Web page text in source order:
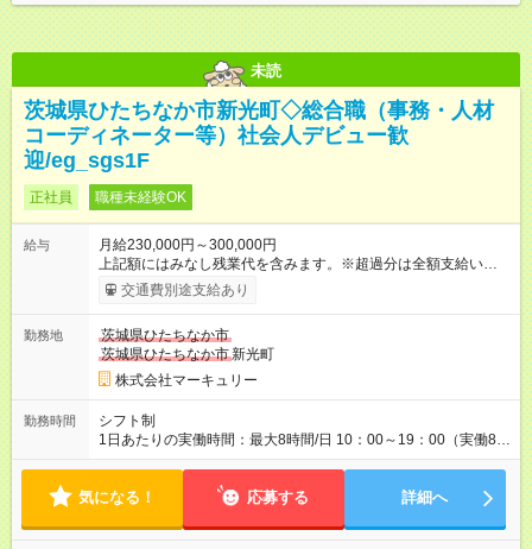
未読
茨城県ひたちなか市新光町◇総合職（事務・人材
コーディネーター等）社会人デビュー歓
迎/eg_sgs1F
正社員 職種未経験OK
給与
月給230,000円～300,000円
上記額にはみなし残業代を含みます。※超過分は全額支給いたし
ます。 みなし残業代 15,928円 以上／月 みなし残業時間 10時間
／月 ※能力やスキルを考慮の上、当社規程により決定します。
を実施しています。 ビジネスマナーやコンプライアンスなどの
項目ごとに目標を設定。 多くの社員が目標を達成した上で、 ベ
ースアップも叶えています。 1人ひとりの成長や頑張りに対して
も しっかり還元をしていく制度が確立しています！ （※2022年
度実績／平均昇給額：5000円） 【試用期間】試用期間あり 試用
期間の長さ：3ヶ月 雇用形態、給与は本採用時と同じです。
交通費別途支給あり
勤務地
茨城県ひたちなか市
茨城県ひたちなか市新光町
株式会社マーキュリー
勤務時間
シフト制
1日あたりの実働時間：最大8時間/日 10：00～19：00（実働8時
間／休憩1時間） ※勤務地により、異なる場合あり ＼残業は月平
おり、より働きやすい環境になるよう「働き方改革」を推進中
していきたい方、ぜひご応募ください♪
気になる！ 応募する 詳細へ